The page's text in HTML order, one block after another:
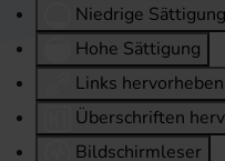
Niedrige Sättigung
Hohe Sättigung
Links hervorheben
Überschriften
Bildschirmleser